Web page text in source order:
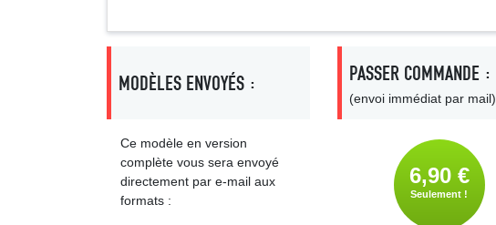
MODÈLES ENVOYÉS :
Ce modèle en version
complète vous sera envoyé
directement par e-mail aux
formats :
PASSER COMMANDE :
(envoi immédiat par mail)
6,90 €
Seulement !